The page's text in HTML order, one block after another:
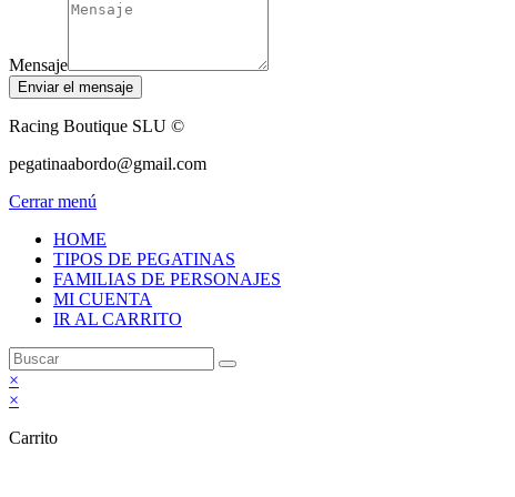
Mensaje
Enviar el mensaje
Racing Boutique SLU ©
pegatinaabordo@gmail.com
Cerrar menú
HOME
TIPOS DE PEGATINAS
FAMILIAS DE PERSONAJES
MI CUENTA
IR AL CARRITO
×
×
Carrito